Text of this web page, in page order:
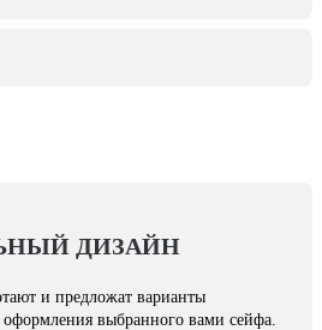
ДИЗАЙН
и предложат варианты
выбранного вами сейфа.